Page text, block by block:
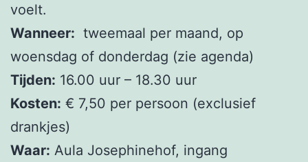
voelt.
Wanneer: tweemaal per maand, op
woensdag of donderdag (zie agenda)
Tijden: 16.00 uur – 18.30 uur
Kosten: € 7,50 per persoon (exclusief
drankjes)
Waar: Aula Josephinehof, ingang